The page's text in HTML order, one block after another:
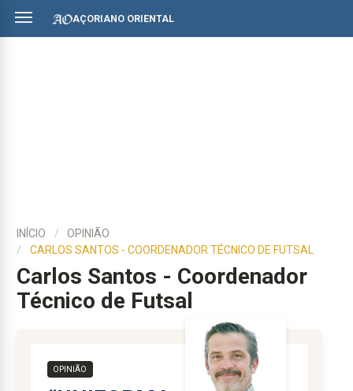
AÇORIANO ORIENTAL
INÍCIO
OPINIÃO
CARLOS SANTOS - COORDENADOR TÉCNICO DE FUTSAL
Carlos Santos - Coordenador
Técnico de Futsal
OPINIÃO